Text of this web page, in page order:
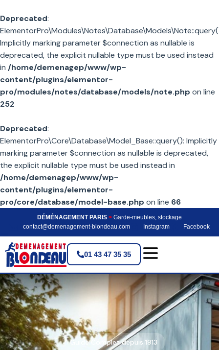
Deprecated:
Implicitly marking parameter $connection as nullable is
deprecated, the explicit nullable type must be used instead
in /home/demenagep/www/wp-
content/plugins/elementor-
pro/modules/notes/database/models/note.php on line
252
Deprecated:
ElementorPro\Core\Database\Model_Base::query(): Implicitly
marking parameter $connection as nullable is deprecated,
the explicit nullable type must be used instead in
/home/demenagep/www/wp-
content/plugins/elementor-
pro/core/database/model-base.php on line 66
DÉMÉNAGEMENT PARIS > Garde-meubles, stockage
contact@demenagement-blondeau.com
Instagram Facebook
01 43 47 35 35
✓ Guide Complet depuis 1913